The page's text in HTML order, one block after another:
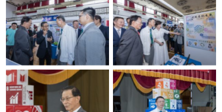
No Caption No Caption
No Caption No Caption